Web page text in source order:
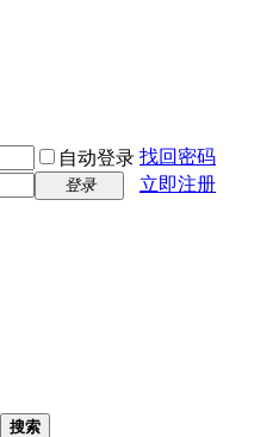
自动登录 找回密码
登录
立即注册
搜索